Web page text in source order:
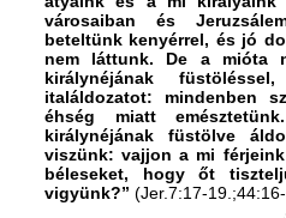
városaiban és
beteltünk kenyérrel, és jó
nem láttunk. De a mióta
királynéjának
italáldozatot: mindenben
éhség miatt
királynéjának füstölve
viszünk: vajjon a mi
béleseket, hogy őt
vigyünk?” (Jer.7:17-